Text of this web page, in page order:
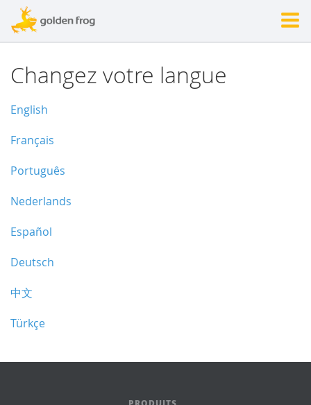
Changez votre langue
English
Français
Português
Nederlands
Español
Deutsch
中文
Türkçe